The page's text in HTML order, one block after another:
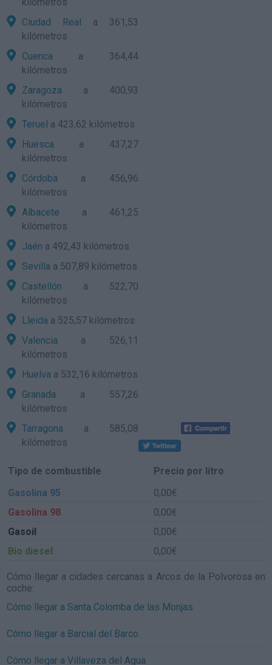
Ciudad Real a 361,53
kilómetros
Cuenca a 364,44
kilómetros
Zaragoza a 400,93
kilómetros
Teruel a 423,62 kilómetros
Huesca a 437,27
kilómetros
Córdoba a 456,96
kilómetros
Albacete a 461,25
kilómetros
Jaén a 492,43 kilómetros
Sevilla a 507,89 kilómetros
Castellón a 522,70
kilómetros
Lleida a 525,57 kilómetros
Valencia a 526,11
kilómetros
Huelva a 532,16 kilómetros
Granada a 557,26
kilómetros
Tarragona a 585,08
kilómetros
Tipo de combustible
Precio por litro
Gasolina 95
0,00€
Gasolina 98
0,00€
Gasoil
0,00€
Bio diesel
0,00€
Cómo llegar a cidades cercanas a Arcos de la Polvorosa en
coche:
Cómo llegar a Santa Colomba de las Monjas
Cómo llegar a Barcial del Barco
Cómo llegar a Villaveza del Agua